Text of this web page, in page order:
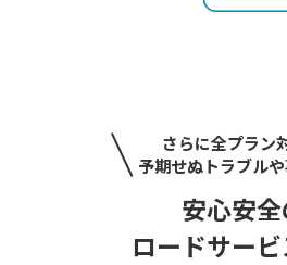
さらに全プラン
予期せぬトラブル
安心安全
ロードサー